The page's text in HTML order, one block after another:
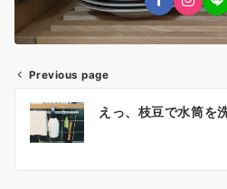
投
稿
Previous page
えっ、枝豆で水筒を